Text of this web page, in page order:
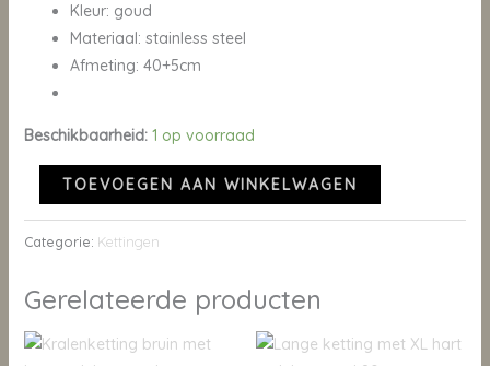
Kleur: goud
Materiaal: stainless steel
Afmeting: 40+5cm
Beschikbaarheid: 1 op voorraad
TOEVOEGEN AAN WINKELWAGEN
Categorie: Kettingen
Gerelateerde producten